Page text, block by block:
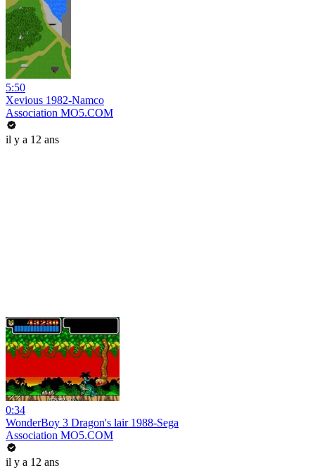
5:50
Xevious 1982-Namco
Association MO5.COM
il y a 12 ans
0:34
WonderBoy 3 Dragon's lair 1988-Sega
Association MO5.COM
il y a 12 ans